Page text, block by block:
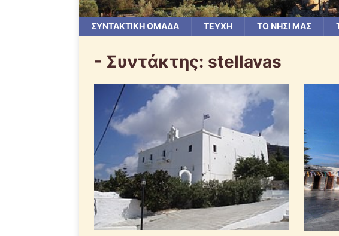
ΣΥΝΤΑΚΤΙΚΗ ΟΜΑΔΑ ΤΕΥΧΗ ΤΟ ΝΗΣΙ ΜΑΣ
- Συντάκτης: stellavas